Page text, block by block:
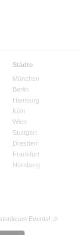
Städte
München
Berlin
Hamburg
Köln
Wien
Stuttgart
Dresden
Frankfurt
Nürnberg
Events! 🎉